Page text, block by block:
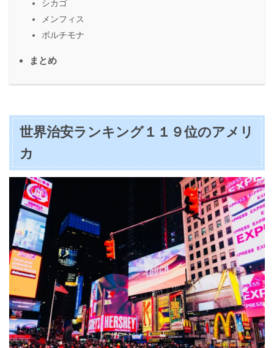
シカゴ
メンフィス
ボルチモナ
まとめ
世界治安ランキング１１９位のアメリ
カ